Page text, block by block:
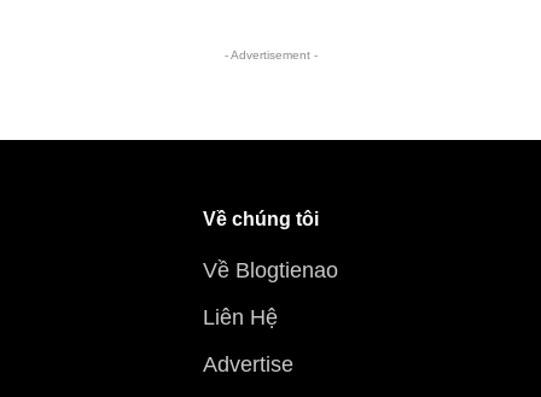
- Advertisement -
Về chúng tôi
Về Blogtienao
Liên Hệ
Advertise